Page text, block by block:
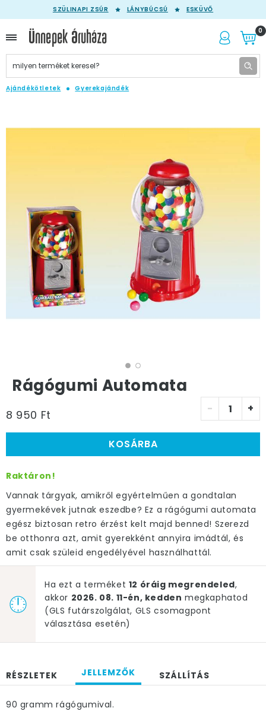
SZÜLINAPI ZSÚR LÁNYBÚCSÚ ESKÜVŐ
0
Ajándékötletek Gyerekajándék
Rágógumi Automata
8 950 Ft - +
KOSÁRBA
Raktáron!
Vannak tárgyak, amikről egyértelműen a gondtalan
gyermekévek jutnak eszedbe? Ez a rágógumi automata
egész biztosan retro érzést kelt majd benned! Szerezd
be otthonra azt, amit gyerekként annyira imádtál, és
amit csak szüleid engedélyével használhattál.
Ha ezt a terméket 12 óráig megrendeled,
akkor 2026. 08. 11-én, kedden megkaphatod
(GLS futárszolgálat, GLS csomagpont
választása esetén)
RÉSZLETEK JELLEMZŐK SZÁLLÍTÁS
90 gramm rágógumival.